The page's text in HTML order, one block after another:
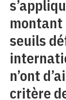
seuils
n’ont
critère